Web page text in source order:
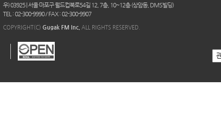
우) 03925 | 서울 마포구 월드컵북로54길 12, 7층, 10~12층 (상암동, DMS빌딩)
TEL : 02-300-9990 / FAX : 02-300-9907
COPYRIGHT(C) Gugak FM Inc. ALL RIGHTS RESERVED.